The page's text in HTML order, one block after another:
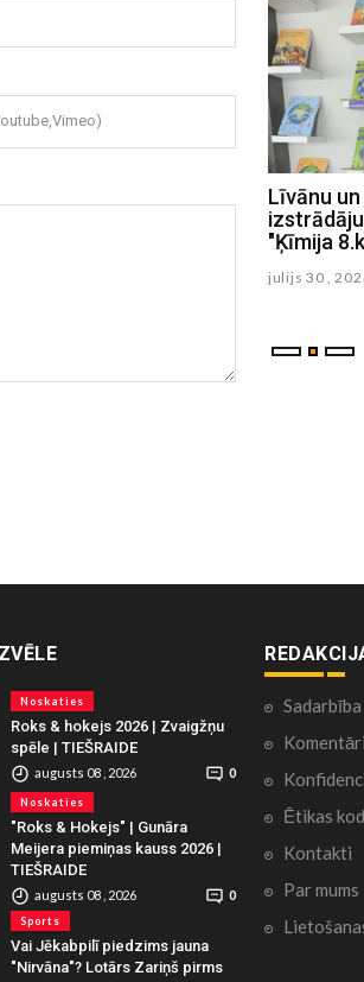
Līvānu
"Ķīmija
julijs 30 ,
Noskaties
Roks & hokejs 2026 | Zvaigžņu
spēle | TIEŠRAIDE
augusts 08 , 2026 0
Noskaties
"Roks & Hokejs" | Gunāra
Meijera piemiņas kauss 2026 |
TIEŠRAIDE
augusts 08 , 2026 0
Sports
Vai Jēkabpilī piedzims jauna
"Nirvāna"? Lotārs Zariņš pirms
Sadarbība
Ētikas
Kontakti
Par mums